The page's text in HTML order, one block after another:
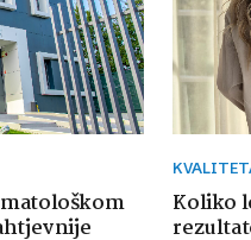
Koliko